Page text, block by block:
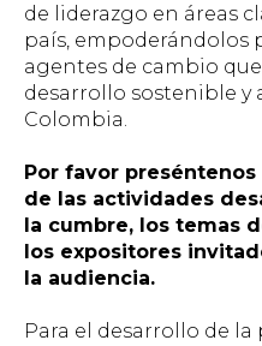
de liderazgo en áreas
país, empoderándolos
agentes de cambio
desarrollo sostenible y
Colombia.
Por favor
de las actividades
la cumbre, los temas
los expositores
la audiencia.
Para el desarrollo de